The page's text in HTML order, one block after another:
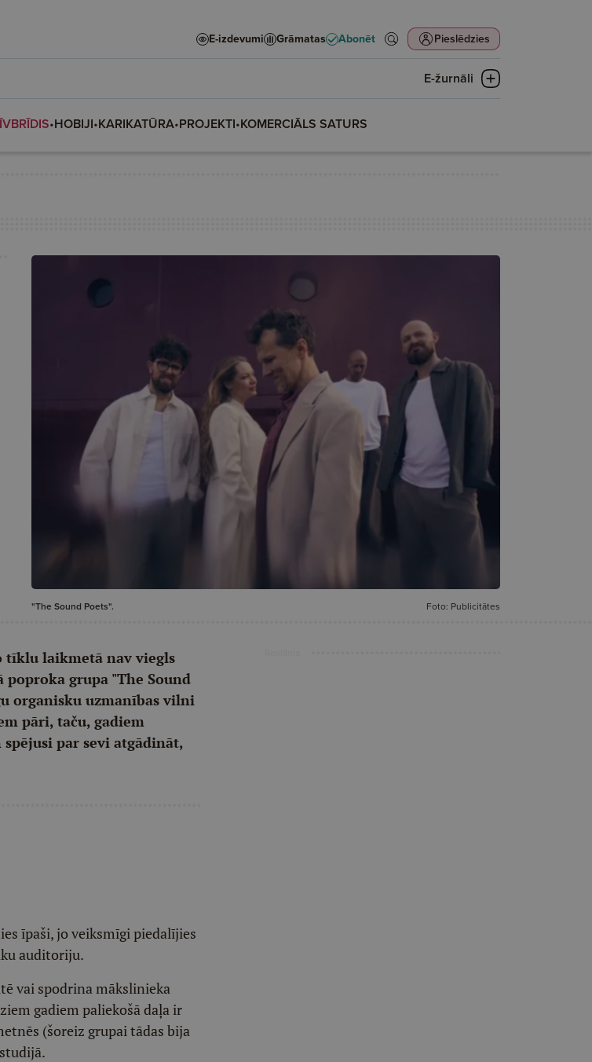
E-izdevumi Grāmatas Abonēt Pieslēdzies
E-žurnāli
•HOBIJI•KARIKATŪRA•PROJEKTI•KOMERCIĀLS SATURS
"The Sound Poets". Foto: Publicitātes
tīklu laikmetā nav viegls
poproka grupa "The Sound
organisku uzmanības vilni
pāri, taču, gadiem
par sevi atgādināt,
īpaši, jo veiksmīgi piedalījies
auditoriju.
vai spodrina mākslinieka
gadiem paliekošā daļa ir
(šoreiz grupai tādas bija